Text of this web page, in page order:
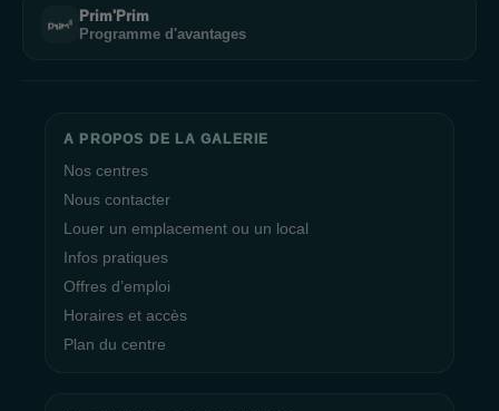
Prim'Prim
Programme d'avantages
A PROPOS DE LA GALERIE
Nos centres
Nous contacter
Louer un emplacement ou un local
Infos pratiques
Offres d’emploi
Horaires et accès
Plan du centre